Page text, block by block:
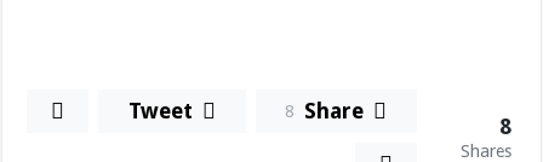
8
Shares
Share
8
Tweet